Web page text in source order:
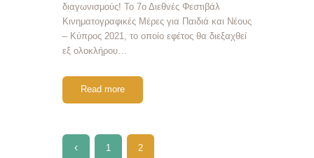
διαγωνισμούς! Το 7ο Διεθνές Φεστιβάλ
Κινηματογραφικές Μέρες για Παιδιά και Νέους
– Κύπρος 2021, το οποίο εφέτος θα διεξαχθεί
εξ ολοκλήρου…
Read more
Πλοήγηση άρθρων
PAGE
1 PAGE
2